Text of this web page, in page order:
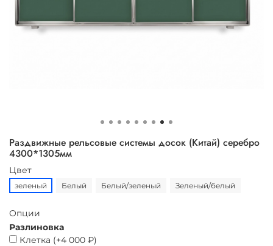
Раздвижные рельсовые системы досок (Китай) серебро
4300*1305мм
Цвет
зеленый Белый Белый/зеленый Зеленый/белый
Опции
Разлиновка
Клетка (+4 000 ₽)